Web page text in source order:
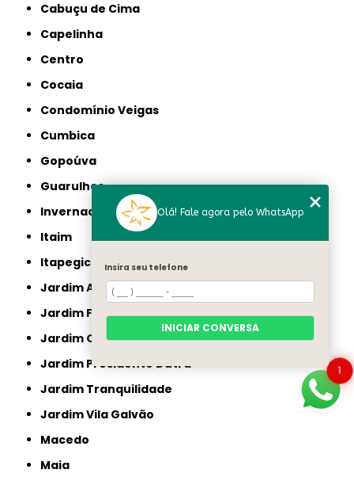
Cabuçu de Cima
Capelinha
Centro
Cocaia
Condomínio Veigas
Cumbica
Gopoúva
Guarulhos
Invernada
Itaim
Itapegica
Jardim Aracília
Jardim Fortaleza
Jardim Oliveira
Jardim Presidente Dutra
Jardim Tranquilidade
Jardim Vila Galvão
Macedo
Maia
1
Olá! Fale agora pelo WhatsApp
Insira seu telefone
INICIAR CONVERSA